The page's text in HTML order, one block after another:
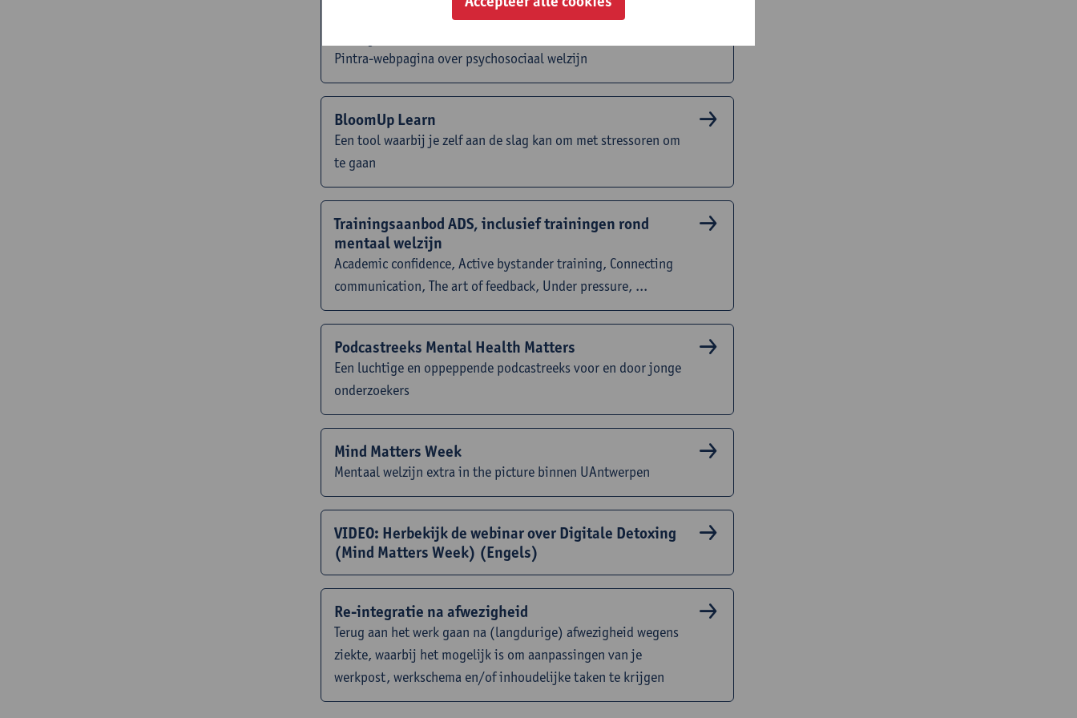
Preventie & bescherming op het werk: psychosociaal
Pintra-webpagina over psychosociaal welzijn
BloomUp Learn
Een tool waarbij je zelf aan de slag kan om met stressoren om
te gaan
Trainingsaanbod ADS, inclusief trainingen rond
mentaal welzijn
Academic confidence, Active bystander training, Connecting
communication, The art of feedback, Under pressure, ...
Podcastreeks Mental Health Matters
Een luchtige en oppeppende podcastreeks voor en door jonge
onderzoekers
Mind Matters Week
Mentaal welzijn extra in the picture binnen UAntwerpen
VIDEO: Herbekijk de webinar over Digitale Detoxing
(Mind Matters Week) (Engels)
Re-integratie na afwezigheid
Terug aan het werk gaan na (langdurige) afwezigheid wegens
ziekte, waarbij het mogelijk is om aanpassingen van je
werkpost, werkschema en/of inhoudelijke taken te krijgen